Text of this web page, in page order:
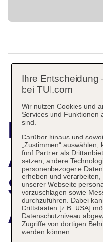
Al
Salalah
Ihre Entscheidung
bei TUI.com
Wir nutzen Cookies und
Services und Funktionen
sind.
Darüber hinaus und
„Zustimmen“
fünf Partner als
setzen, andere
personenbezogene
erheben und
unserer Webseite
vorzuschlagen sowie
durchzuführen. Dabei
Drittstaaten [z.B. USA]
Datenschutzniveau
Zugriffe von dortigen
werden können.